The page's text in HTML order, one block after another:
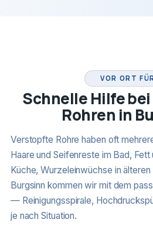
VOR ORT
Schnelle Hilfe
Rohren in
Verstopfte Rohre haben oft
Haare und Seifenreste im Bad,
Küche, Wurzeleinwüchse in älteren
Burgsinn kommen wir mit dem
— Reinigungsspirale,
je nach Situation.